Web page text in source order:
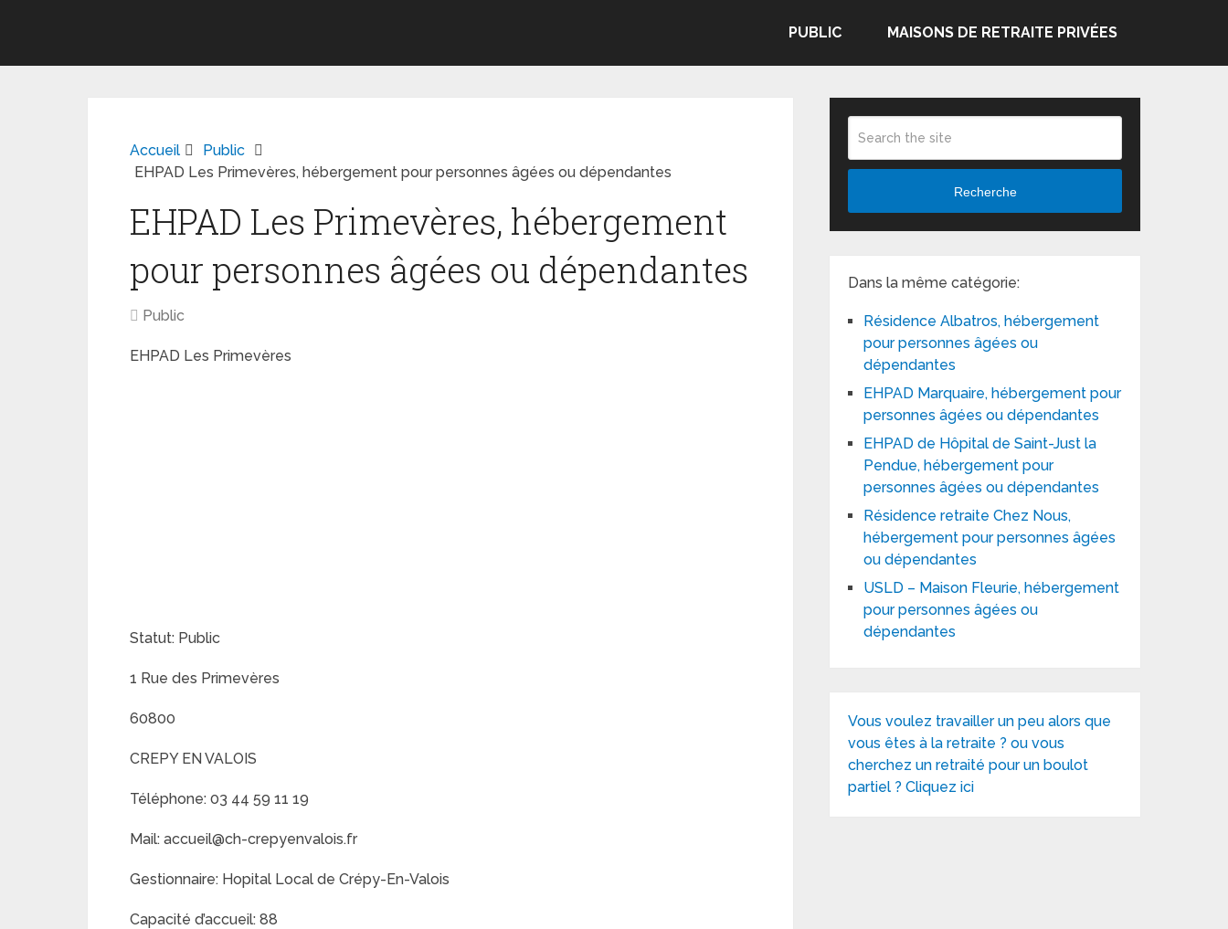
PUBLIC MAISONS DE RETRAITE PRIVÉES
Accueil
Public
EHPAD Les Primevères, hébergement pour personnes âgées ou dépendantes
EHPAD Les Primevères, hébergement
pour personnes âgées ou dépendantes
Public
EHPAD Les Primevères
Statut: Public
1 Rue des Primevères
60800
CREPY EN VALOIS
Téléphone: 03 44 59 11 19
Mail: accueil@ch-crepyenvalois.fr
Gestionnaire: Hopital Local de Crépy-En-Valois
Capacité d’accueil: 88
Recherche
Dans la même catégorie:
Résidence Albatros, hébergement
pour personnes âgées ou
dépendantes
EHPAD Marquaire, hébergement pour
personnes âgées ou dépendantes
EHPAD de Hôpital de Saint-Just la
Pendue, hébergement pour
personnes âgées ou dépendantes
Résidence retraite Chez Nous,
hébergement pour personnes âgées
ou dépendantes
USLD – Maison Fleurie, hébergement
pour personnes âgées ou
dépendantes
Vous voulez travailler un peu alors que
vous êtes à la retraite ? ou vous
cherchez un retraité pour un boulot
partiel ? Cliquez ici